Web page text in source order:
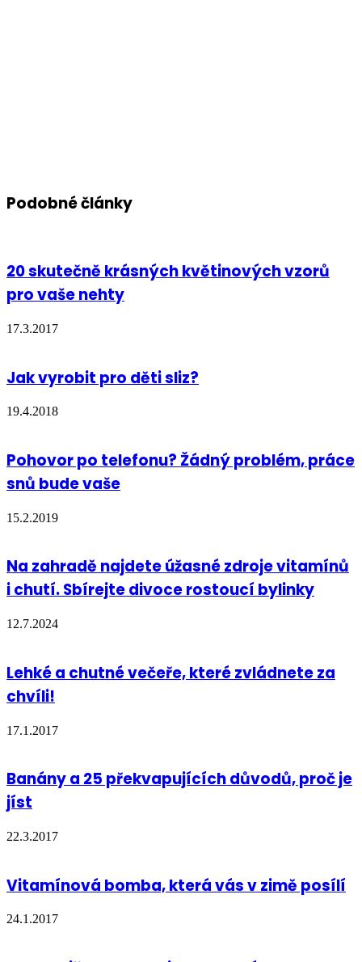
Podobné články
20 skutečně krásných květinových vzorů
pro vaše nehty
17.3.2017
Jak vyrobit pro děti sliz?
19.4.2018
Pohovor po telefonu? Žádný problém, práce
snů bude vaše
15.2.2019
Na zahradě najdete úžasné zdroje vitamínů
i chutí. Sbírejte divoce rostoucí bylinky
12.7.2024
Lehké a chutné večeře, které zvládnete za
chvíli!
17.1.2017
Banány a 25 překvapujících důvodů, proč je
jíst
22.3.2017
Vitamínová bomba, která vás v zimě posílí
24.1.2017